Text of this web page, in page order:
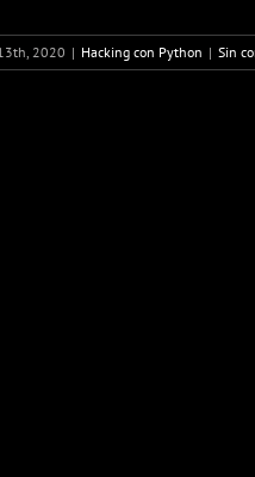
2020 | Hacking con Python | Sin